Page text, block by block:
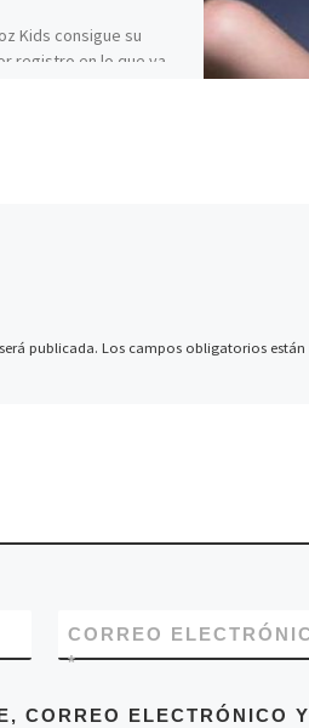
Kids consigue su
registro en lo que va
publicada. Los campos obligatorios
CORREO
*
CORREO ELECTRÓNICO